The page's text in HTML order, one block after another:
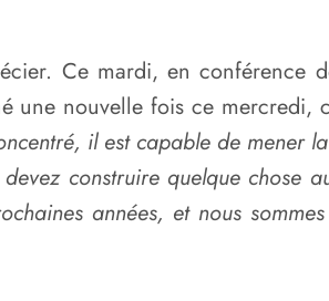
Ce mardi, en conférence
une nouvelle fois ce mercredi,
il est capable de mener
construire quelque chose
années, et nous